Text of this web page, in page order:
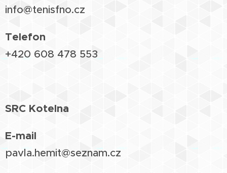
info@tenisfno.cz
Telefon
+420 608 478 553
SRC Kotelna
E-mail
pavla.hemit@seznam.cz